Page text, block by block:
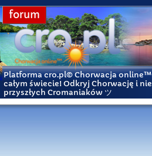
forum
Platforma cro.pl© Chorwacja online™
całym świecie! Odkryj Chorwację i
przyszłych Cromaniaków ツ